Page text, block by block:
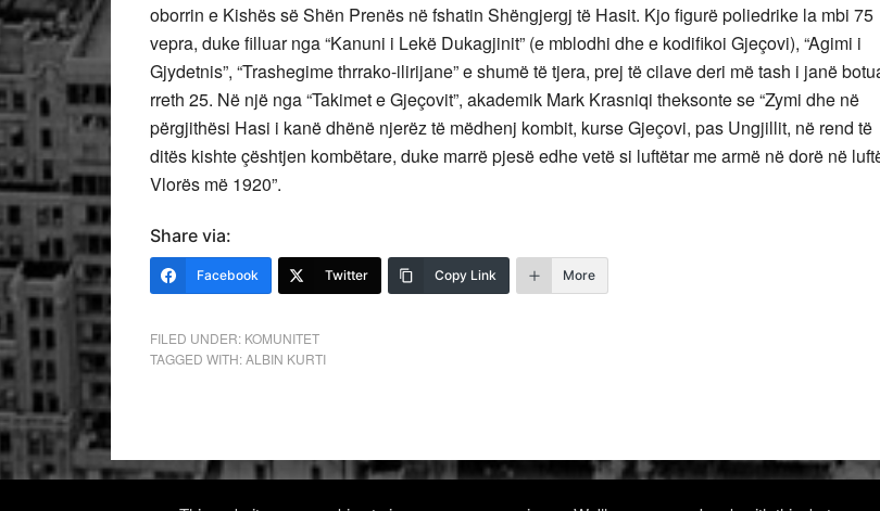
oborrin e Kishës së Shën Prenës në fshatin Shëngjergj të Hasit. Kjo figurë poliedrike la mbi 75
vepra, duke filluar nga “Kanuni i Lekë Dukagjinit” (e mblodhi dhe e kodifikoi Gjeçovi), “Agimi i
Gjydetnis”, “Trashegime thrrako-ilirijane” e shumë të tjera, prej të cilave deri më tash i janë
rreth 25. Në një nga “Takimet e Gjeçovit”, akademik Mark Krasniqi theksonte se “Zymi dhe në
përgjithësi Hasi i kanë dhënë njerëz të mëdhenj kombit, kurse Gjeçovi, pas Ungjillit, në rend të
ditës kishte çështjen kombëtare, duke marrë pjesë edhe vetë si luftëtar me armë në dorë në
Vlorës më 1920”.
Share via:
Facebook Twitter Copy Link More
FILED UNDER: KOMUNITET
TAGGED WITH:ALBIN KURTI